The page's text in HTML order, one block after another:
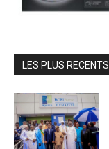
LES PLUS RECENTS